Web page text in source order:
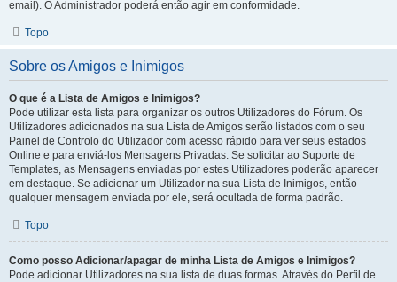
email). O Administrador poderá então agir em conformidade.
Topo
Sobre os Amigos e Inimigos
O que é a Lista de Amigos e Inimigos?
Pode utilizar esta lista para organizar os outros Utilizadores do Fórum. Os
Utilizadores adicionados na sua Lista de Amigos serão listados com o seu
Painel de Controlo do Utilizador com acesso rápido para ver seus estados
Online e para enviá-los Mensagens Privadas. Se solicitar ao Suporte de
Templates, as Mensagens enviadas por estes Utilizadores poderão aparecer
em destaque. Se adicionar um Utilizador na sua Lista de Inimigos, então
qualquer mensagem enviada por ele, será ocultada de forma padrão.
Topo
Como posso Adicionar/apagar de minha Lista de Amigos e Inimigos?
Pode adicionar Utilizadores na sua lista de duas formas. Através do Perfil de